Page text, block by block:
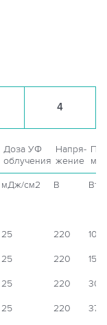
4
Доза УФ Напря-
облучения жение
мДж/см2 В Вт
25 220 10
25 220 15
25 220 30
25 220 37